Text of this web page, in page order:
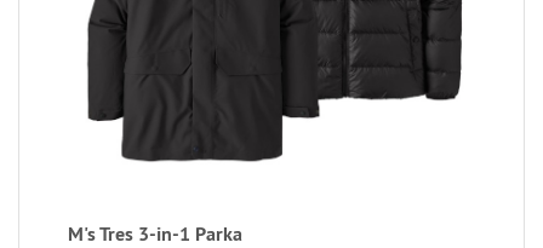
M's Tres 3-in-1 Parka